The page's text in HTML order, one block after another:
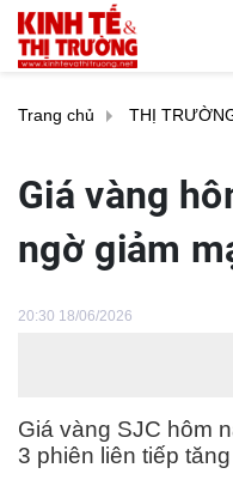
Trang chủ THỊ
Giá vàng
ngờ giảm
20:30 18/06/2026
Giá vàng SJC hôm
3 phiên liên tiếp